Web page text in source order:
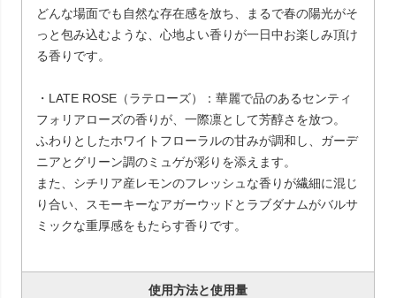
どんな場面でも自然な存在感を放ち、まるで春の陽光がそ
っと包み込むような、心地よい香りが一日中お楽しみ頂け
る香りです。
・LATE ROSE（ラテローズ）：華麗で品のあるセンティ
フォリアローズの香りが、一際凛として芳醇さを放つ。
ふわりとしたホワイトフローラルの甘みが調和し、ガーデ
ニアとグリーン調のミュゲが彩りを添えます。
また、シチリア産レモンのフレッシュな香りが繊細に混じ
り合い、スモーキーなアガーウッドとラブダナムがバルサ
ミックな重厚感をもたらす香りです。
使用方法と使用量